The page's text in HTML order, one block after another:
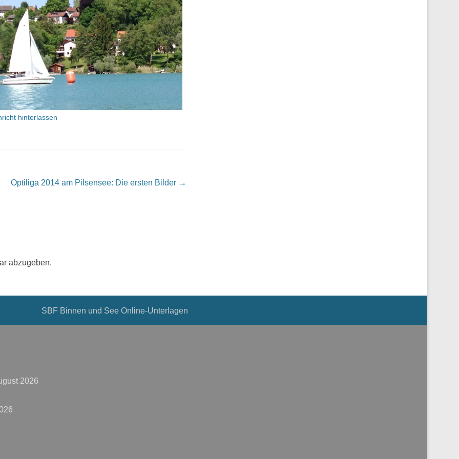
hinterlassen
Optiliga 2014 am Pilsensee: Die ersten Bilder →
abzugeben.
SBF Binnen und See Online-Unterlagen
2026